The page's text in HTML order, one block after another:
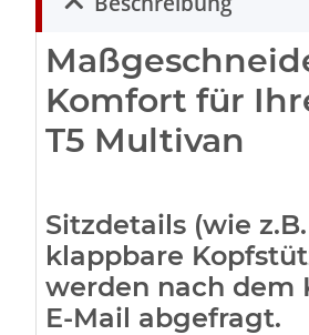
Komfort für
T5 Multivan
Sitzdetails (wie
klappbare
werden nach dem
E-Mail abgefragt.